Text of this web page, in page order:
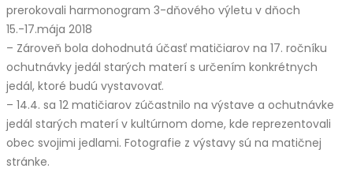
prerokovali harmonogram 3-dňového výletu v dňoch
15.-17.mája 2018
– Zároveň bola dohodnutá účasť matičiarov na 17. ročníku
ochutnávky jedál starých materí s určením konkrétnych
jedál, ktoré budú vystavovať.
– 14.4. sa 12 matičiarov zúčastnilo na výstave a ochutnávke
jedál starých materí v kultúrnom dome, kde reprezentovali
obec svojimi jedlami. Fotografie z výstavy sú na matičnej
stránke.